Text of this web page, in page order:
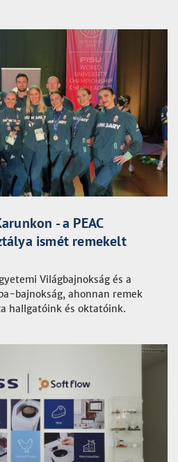
- a PEAC
ismét remekelt
Világbajnokság és a
bajnokság, ahonnan remek
hallgatóink és oktatóink.